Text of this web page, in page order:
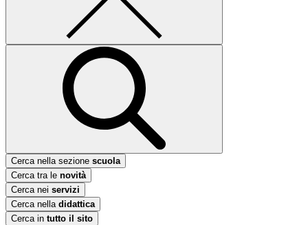
Cerca nella sezione scuola
Cerca tra le novità
Cerca nei servizi
Cerca nella didattica
Cerca in tutto il sito